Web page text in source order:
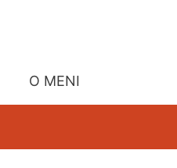
O MENI